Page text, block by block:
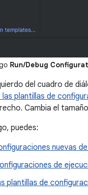
Run/Debug
del cuadro de
plantillas de
Cambia el
puedes:
nuevas
de
plantillas de